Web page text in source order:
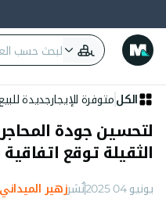
الكل متوفرة للإيجارجديدة
لتحسين جودة
الثقيلة توقع
يونيو 04 2025 نُشرزهير الميداني